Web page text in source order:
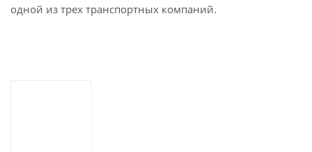
одной из трех транспортных компаний.